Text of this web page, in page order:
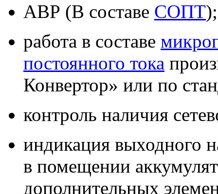
АВР (В составе СОПТ);
работа в составе
постоянного тока
Конвертор» или по
контроль наличия
индикация выходного
в помещении
дополнительных